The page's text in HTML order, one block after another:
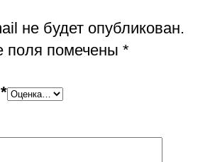
не будет опубликован.
поля помечены *
*